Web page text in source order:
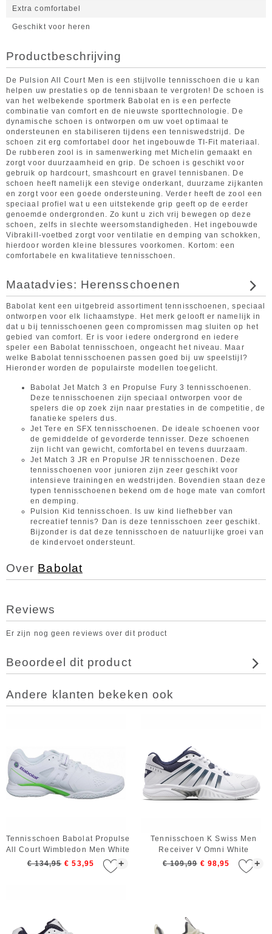
Extra comfortabel
Geschikt voor heren
Productbeschrijving
De Pulsion All Court Men is een stijlvolle tennisschoen die u kan
helpen uw prestaties op de tennisbaan te vergroten! De schoen is
van het welbekende sportmerk Babolat en is een perfecte
combinatie van comfort en de nieuwste sporttechnologie. De
dynamische schoen is ontworpen om uw voet optimaal te
ondersteunen en stabiliseren tijdens een tenniswedstrijd. De
schoen zit erg comfortabel door het ingebouwde TI-Fit materiaal.
De rubberen zool is in samenwerking met Michelin gemaakt en
zorgt voor duurzaamheid en grip. De schoen is geschikt voor
gebruik op hardcourt, smashcourt en gravel tennisbanen. De
schoen heeft namelijk een stevige onderkant, duurzame zijkanten
en zorgt voor een goede ondersteuning. Verder heeft de zool een
speciaal profiel wat u een uitstekende grip geeft op de eerder
genoemde ondergronden. Zo kunt u zich vrij bewegen op deze
schoen, zelfs in slechte weersomstandigheden. Het ingebouwde
Vibrakill-voetbed zorgt voor ventilatie en demping van schokken,
hierdoor worden kleine blessures voorkomen. Kortom: een
comfortabele en kwalitatieve tennisschoen.
Maatadvies: Herensschoenen
Babolat kent een uitgebreid assortiment tennisschoenen, speciaal
ontworpen voor elk lichaamstype. Het merk gelooft er namelijk in
dat u bij tennisschoenen geen compromissen mag sluiten op het
gebied van comfort. Er is voor iedere ondergrond en iedere
speler een Babolat tennisschoen, ongeacht het niveau. Maar
welke Babolat tennisschoenen passen goed bij uw speelstijl?
Hieronder worden de populairste modellen toegelicht.
Babolat Jet Match 3 en Propulse Fury 3 tennisschoenen.
Deze tennisschoenen zijn speciaal ontworpen voor de
spelers die op zoek zijn naar prestaties in de competitie, de
fanatieke spelers dus.
Jet Tere en SFX tennisschoenen. De ideale schoenen voor
de gemiddelde of gevorderde tennisser. Deze schoenen
zijn licht van gewicht, comfortabel en tevens duurzaam.
Jet Match 3 JR en Propulse JR tennisschoenen. Deze
tennisschoenen voor junioren zijn zeer geschikt voor
intensieve trainingen en wedstrijden. Bovendien staan deze
typen tennisschoenen bekend om de hoge mate van comfort
en demping.
Pulsion Kid tennisschoen. Is uw kind liefhebber van
recreatief tennis? Dan is deze tennisschoen zeer geschikt.
Bijzonder is dat deze tennisschoen de natuurlijke groei van
de kindervoet ondersteunt.
Over Babolat
Reviews
Er zijn nog geen reviews over dit product
Beoordeel dit product
Andere klanten bekeken ook
+
Tennisschoen Babolat Propulse
All Court Wimbledon Men White
€ 134,95 € 53,95 +
Tennisschoen K Swiss Men
Receiver V Omni White
Peacoat Silver
€ 109,99 € 98,95